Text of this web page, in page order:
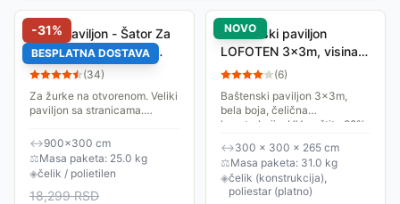
-31%
BESPLATNA DOSTAVA
Veliki Paviljon - Šator Za
Proslave 9x3 m Sa 8
Bočnih Strana
(34)
Za žurke na otvorenom. Veliki
paviljon sa stranicama.
kiše ili sunca, detalj koji
ulepšava i štiti. U svakom
slučaju...
↔900×300 cm
⚖Masa paketa: 25.0 kg
◈čelik / polietilen
18,299RSD
NOVO
Baštenski paviljon
LOFOTEN 3x3m, visina
2,65m, bela boja
(6)
Baštenski paviljon 3x3m,
bela boja, čelična
konstrukcija, UV-zaštita 98%
↔300 x 300 x 265 cm
⚖Masa paketa: 31.0 kg
◈čelik (konstrukcija),
poliestar (platno)